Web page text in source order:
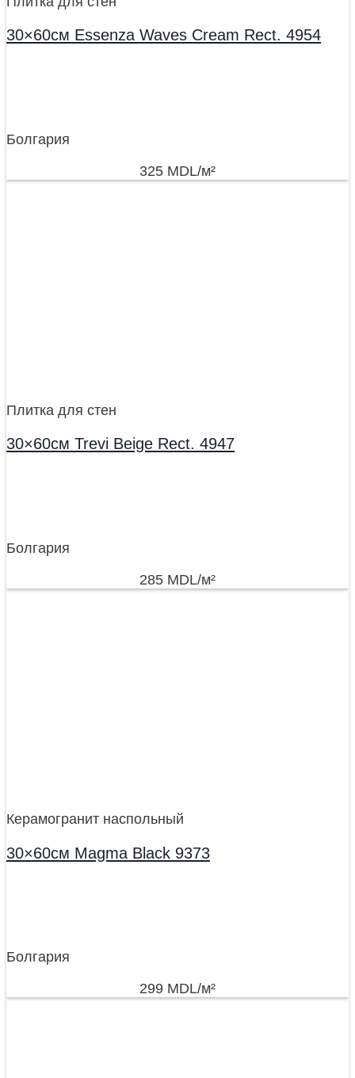
30×60см Essenza Waves Cream Rect. 4954
Болгария
325 MDL/м²
Плитка для стен
30×60см Trevi Beige Rect. 4947
Болгария
285 MDL/м²
Керамогранит наспольный
30×60см Magma Black 9373
Болгария
299 MDL/м²